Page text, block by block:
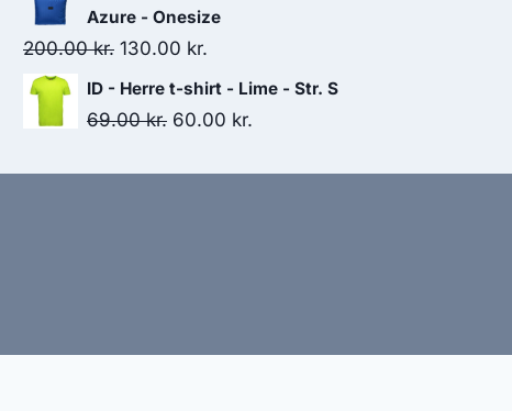
was:
90.00 kr..
Azure - Onesize
200.00kr. Original
price
was:
130.00 kr.
price
is:
ID - Herre t-shirt - Lime - Str. S
69.00kr. Original
60.00 kr.